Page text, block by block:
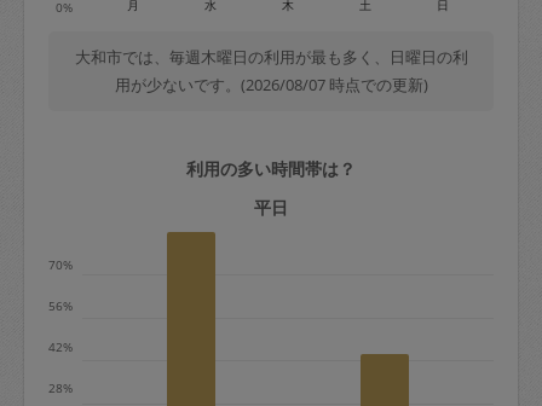
依頼者不在による当日キャンセル＝依頼
金額の100%＋交通費全額
定期契約をキャンセルする場合、毎週定
期は月2回まで隔週定期は月1回までキャ
ンセル料は発生しません。それ以上はキ
0% 月 水 木 土 日
大和市では、毎週木曜日の利用が最も多く、日曜日の利
用が少ないです。(2026/08/07 時点での更新)
利用の多い時間帯は？
平日
28%
42%
56%
70%